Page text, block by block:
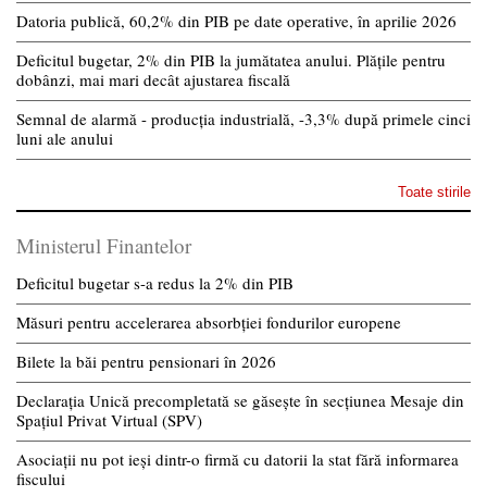
Datoria publică, 60,2% din PIB pe date operative, în aprilie 2026
Deficitul bugetar, 2% din PIB la jumătatea anului. Plățile pentru
dobânzi, mai mari decât ajustarea fiscală
Semnal de alarmă - producția industrială, -3,3% după primele cinci
luni ale anului
Toate stirile
Ministerul Finantelor
Deficitul bugetar s-a redus la 2% din PIB
Măsuri pentru accelerarea absorbției fondurilor europene
Bilete la băi pentru pensionari în 2026
Declarația Unică precompletată se găsește în secțiunea Mesaje din
Spațiul Privat Virtual (SPV)
Asociații nu pot ieși dintr-o firmă cu datorii la stat fără informarea
fiscului